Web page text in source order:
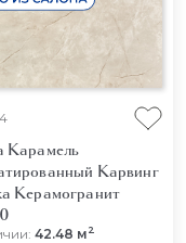
Карамель
Карвинг
Керамогранит
42.48 м2